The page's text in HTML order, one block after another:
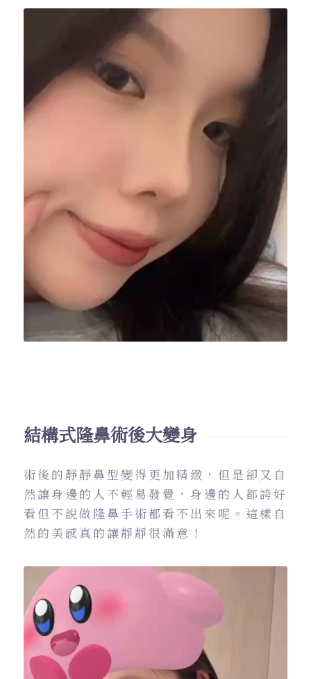
結構式隆鼻術後大變身
術後的靜靜鼻型變得更加精緻，但是卻又自
然讓身邊的人不輕易發覺，身邊的人都誇好
看但不說做 隆鼻手術都看不出來呢。這樣自
然的美感真的讓靜靜很滿意！